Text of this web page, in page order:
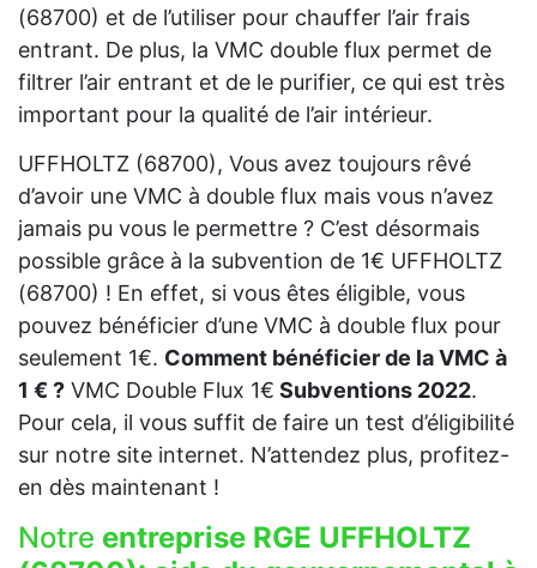
(68700) et de l’utiliser pour chauffer l’air frais
entrant. De plus, la VMC double flux permet de
filtrer l’air entrant et de le purifier, ce qui est très
important pour la qualité de l’air intérieur.
UFFHOLTZ (68700), Vous avez toujours rêvé
d’avoir une VMC à double flux mais vous n’avez
jamais pu vous le permettre ? C’est désormais
possible grâce à la subvention de 1€ UFFHOLTZ
(68700) ! En effet, si vous êtes éligible, vous
pouvez bénéficier d’une VMC à double flux pour
seulement 1€. Comment bénéficier de la VMC à
1 € ? VMC Double Flux 1€ Subventions 2022.
Pour cela, il vous suffit de faire un test d’éligibilité
sur notre site internet. N’attendez plus, profitez-
en dès maintenant !
Notre entreprise RGE UFFHOLTZ